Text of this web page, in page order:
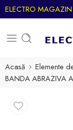
ELECTRO
Acasă Elemente
BANDA ABRAZIVA